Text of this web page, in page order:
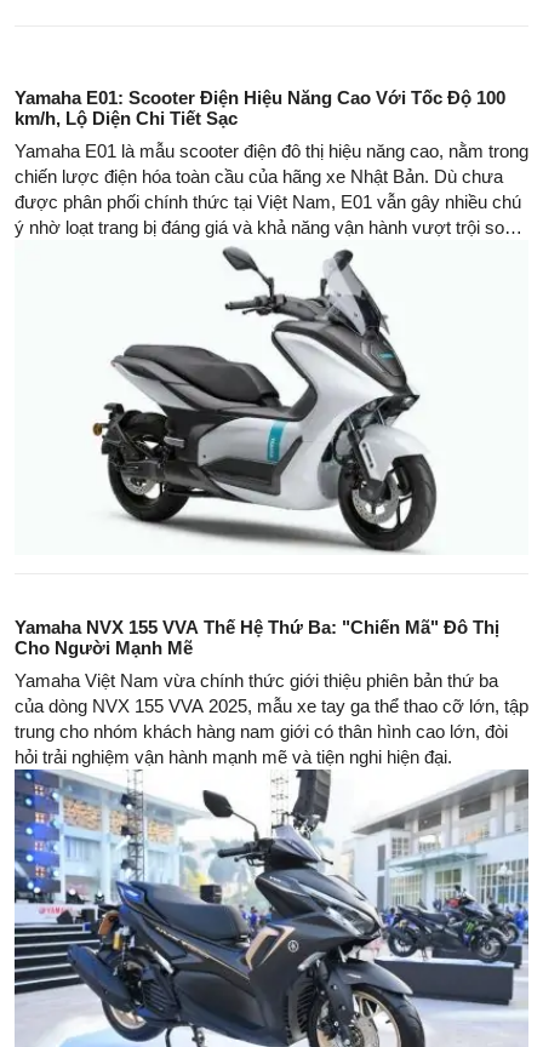
Yamaha E01: Scooter Điện Hiệu Năng Cao Với Tốc Độ 100
km/h, Lộ Diện Chi Tiết Sạc
Yamaha E01 là mẫu scooter điện đô thị hiệu năng cao, nằm trong
chiến lược điện hóa toàn cầu của hãng xe Nhật Bản. Dù chưa
được phân phối chính thức tại Việt Nam, E01 vẫn gây nhiều chú
ý nhờ loạt trang bị đáng giá và khả năng vận hành vượt trội so
với mẫu Yamaha Neo’s đang bán ra.
Yamaha NVX 155 VVA Thế Hệ Thứ Ba: "Chiến Mã" Đô Thị
Cho Người Mạnh Mẽ
Yamaha Việt Nam vừa chính thức giới thiệu phiên bản thứ ba
của dòng NVX 155 VVA 2025, mẫu xe tay ga thể thao cỡ lớn, tập
trung cho nhóm khách hàng nam giới có thân hình cao lớn, đòi
hỏi trải nghiệm vận hành mạnh mẽ và tiện nghi hiện đại.